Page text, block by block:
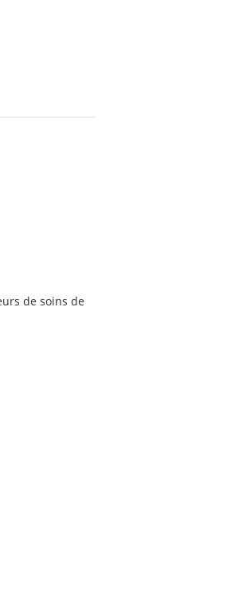
de soins de